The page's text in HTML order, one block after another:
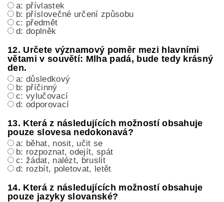
a: přívlastek
b: příslovečné určení způsobu
c: předmět
d: doplněk
12. Určete významový poměr mezi hlavními
větami v souvětí: Mlha padá, bude tedy krásný
den.
a: důsledkový
b: příčinný
c: vylučovací
d: odporovací
13. Která z následujících možností obsahuje
pouze slovesa nedokonavá?
a: běhat, nosit, učit se
b: rozpoznat, odejít, spát
c: žádat, nalézt, bruslit
d: rozbít, poletovat, letět
14. Která z následujících možností obsahuje
pouze jazyky slovanské?